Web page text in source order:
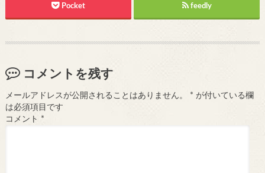
Pocket feedly
コメントを残す
メールアドレスが公開されることはありません。 * が付いている欄
は必須項目です
コメント *